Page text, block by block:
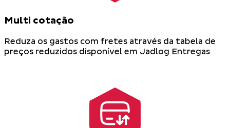
Multi cotação
Reduza os gastos com fretes através da tabela de
preços reduzidos disponível em Jadlog Entregas